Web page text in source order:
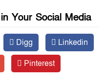
Your Social Media
Digg
Linkedin
Pinterest